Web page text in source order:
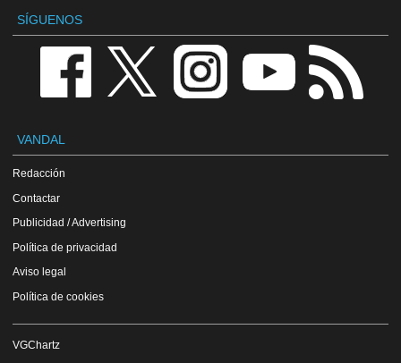
SÍGUENOS
VANDAL
Redacción
Contactar
Publicidad / Advertising
Política de privacidad
Aviso legal
Política de cookies
VGChartz